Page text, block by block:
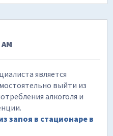
является
выйти из
алкоголя и
запоя в стационаре в